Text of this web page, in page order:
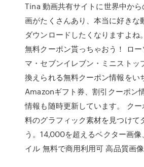
Tina 動画共有サイトに世界中か
画がたくさんあり、本当に好きな
ダウンロードしたくなりますよね
無料クーポン貰っちゃおう！ ロー
マ・セブンイレブン・ミニストッ
換えられる無料クーポン情報をい
Amazonギフト券、割引クーポン
情報も随時更新しています。 ク
料のグラフィック素材を見つけて
う。14,000を超えるベクター画
イル 無料で商用利用可 高品質画像